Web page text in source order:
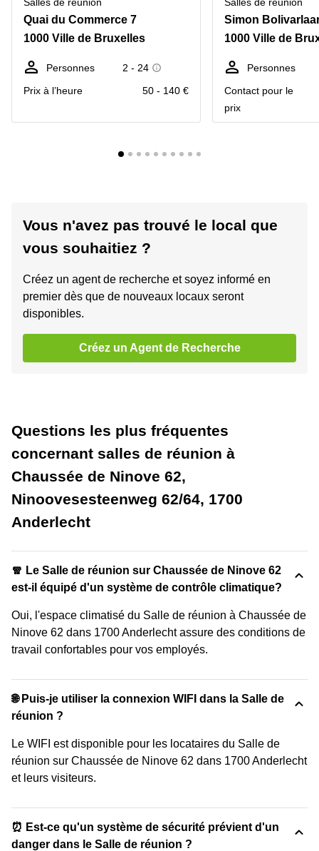
Quai du Commerce 7
1000 Ville de Bruxelles
Personnes
2 - 24
Prix à l’heure
50 - 140 €
Simon
1000 Ville de
Personnes
Contact pour le
prix
Vous n'avez pas trouvé le local que
vous souhaitiez ?
Créez un agent de recherche et soyez informé en
premier dès que de nouveaux locaux seront
disponibles.
Créez un Agent de Recherche
Questions les plus fréquentes
concernant salles de réunion à
Chaussée de Ninove 62,
Ninoovesesteenweg 62/64, 1700
Anderlecht
🧣 Le Salle de réunion sur Chaussée de Ninove 62
est-il équipé d'un système de contrôle climatique?
Oui, l'espace climatisé du Salle de réunion à Chaussée de
Ninove 62 dans 1700 Anderlecht assure des conditions de
travail confortables pour vos employés.
🌐 Puis-je utiliser la connexion WIFI dans la Salle de
réunion ?
Le WIFI est disponible pour les locataires du Salle de
réunion sur Chaussée de Ninove 62 dans 1700 Anderlecht
et leurs visiteurs.
⏰ Est-ce qu'un système de sécurité prévient d'un
danger dans le Salle de réunion ?